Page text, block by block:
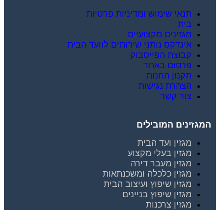
תנאי שימוש ומדיניות פרטיות
בית
מגזינים מקצועיים
אינדקס נותני שירותים לוועד הבית
קבוצת הפייסבוק
פרסום באתר
תקנון החנות
הצהרת נגישות
צור קשר
המגזינים המובילים
מגזין ועד הבית
מגזין בעלי מקצוע
מגזין מעבר דירה
מגזין כלכלה ומשכנתאות
מגזין שיפוץ ועיצוב הבית
מגזין שיפוץ בניינים
מגזין צרכנות